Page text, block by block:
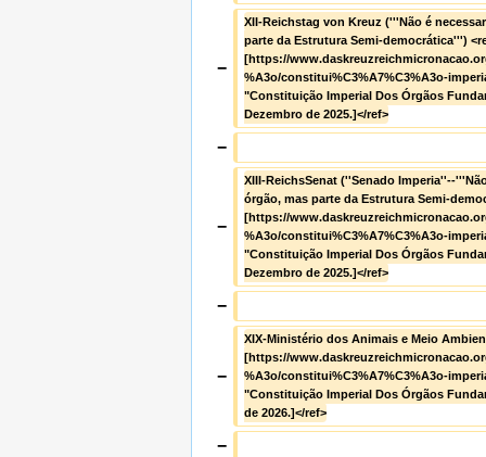
−
XII-Reichstag von Kreuz ('''Não é
parte da Estrutura Semi-democrática''')
[https://
%A3o/constitui%C3%A7%C3%A3o-
"Constituição Imperial Dos Órgãos
Dezembro de 2025.]</ref>
−
−
XIII-ReichsSenat (''Senado Imperia''--
órgão, mas parte da Estrutura Semi-
[https://
%A3o/constitui%C3%A7%C3%A3o-
"Constituição Imperial Dos Órgãos
Dezembro de 2025.]</ref>
−
−
XIX-Ministério dos Animais e Meio
[https://
%A3o/constitui%C3%A7%C3%A3o-
"Constituição Imperial Dos Órgãos
de 2026.]</ref>
−